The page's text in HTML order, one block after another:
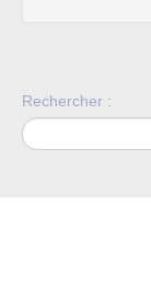
Rechercher :